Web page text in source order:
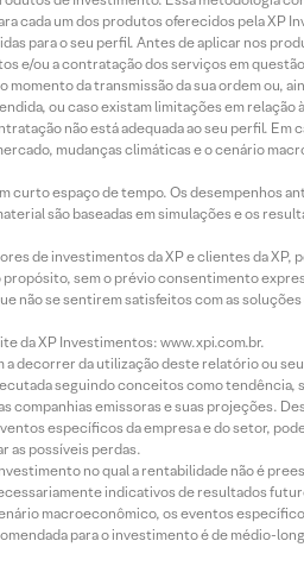
cada um dos produtos oferecidos pela XP
para o seu perfil. Antes de aplicar nos
e/ou a contratação dos serviços em
da transmissão da sua ordem ou,
ou caso existam limitações em relação
não está adequada ao seu perfil. Em
mudanças climáticas e o cenário
espaço de tempo. Os desempenhos
são baseadas em simulações e os
de investimentos da XP e clientes da XP,
sem o prévio consentimento
não se sentirem satisfeitos com as soluções
da XP Investimentos: www.xpi.com.br.
decorrer da utilização deste relatório ou
seguindo conceitos como
emissoras e suas projeções.
específicos da empresa e do setor,
as possíveis perdas.
no qual a rentabilidade não é
indicativos de resultados
macroeconômico, os eventos
para o investimento é de médio-